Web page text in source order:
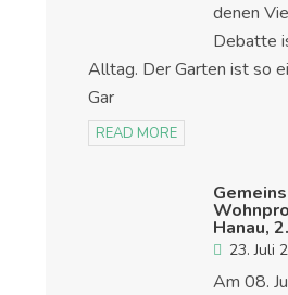
denen
Debatte
Alltag. Der Garten ist so
Gar
READ MORE
Hanau,
23. Juli
Am 08.